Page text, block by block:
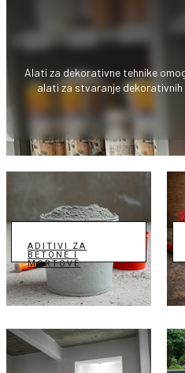
Alati za dekorativne tehnike
alati za stvaranje dekorativnih
ADITIVI ZA
BETONE I
MORTOVE